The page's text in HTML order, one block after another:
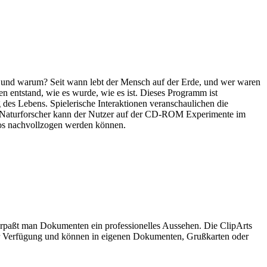
warum? Seit wann lebt der Mensch auf der Erde, und wer waren
entstand, wie es wurde, wie es ist. Dieses Programm ist
Lebens. Spielerische Interaktionen veranschaulichen die
kann der Nutzer auf der CD-ROM Experimente im
nachvollzogen werden können.
man Dokumenten ein professionelles Aussehen. Die ClipArts
und können in eigenen Dokumenten, Grußkarten oder